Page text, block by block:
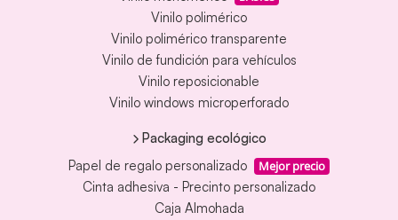
Vinilo polimérico
Vinilo polimérico transparente
Vinilo de fundición para vehículos
Vinilo reposicionable
Vinilo windows microperforado
Packaging ecológico
Papel de regalo personalizado
Mejor precio
Cinta adhesiva - Precinto personalizado
Caja Almohada